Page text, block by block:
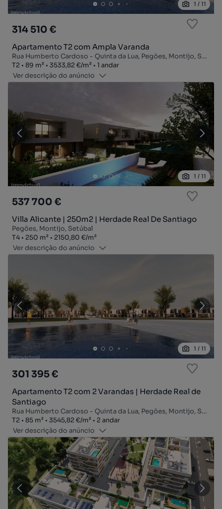
1 / 11
314 510 €
Apartamento T2 com Ampla Varanda
Rua Humberto Cardoso - Quinta da Lua, Pegões, Montijo, Setúbal
Tipologia
T2
Zona89 m²
Preço por metro quadrado
3533,82 €/m²
Andar
1 andar
Ver descrição do anúncio
1 / 11
537 700 €
Villa Alicante | 250m2 | Herdade Real De Santiago
Pegões, Montijo, Setúbal
Tipologia
T4
Zona250 m²
Preço por metro quadrado
2150,80 €/m²
Ver descrição do anúncio
1 / 11
301 395 €
Apartamento T2 com 2 Varandas | Herdade Real de
Santiago
Rua Humberto Cardoso - Quinta da Lua, Pegões, Montijo, Setúbal
Tipologia
T2
Zona85 m²
Preço por metro quadrado
3545,82 €/m²
Andar
2 andar
Ver descrição do anúncio